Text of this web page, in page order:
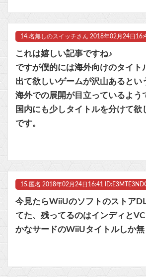
14.名無しのスイッチさん 2018年02月24日
これは嬉しい記事ですね♪
ですが僕的には海外向けのタイト
出て欲しいゲームが沢山あるとい
海外での展開が目立っているよう
国内にも少しタイトルを分けて欲
です。
15. 匿名 2018年02月24日16:41
今見たらWiiUのソフトのストア
てた、残ってるのはインディと
かなサードのWiiUタイトルしか無